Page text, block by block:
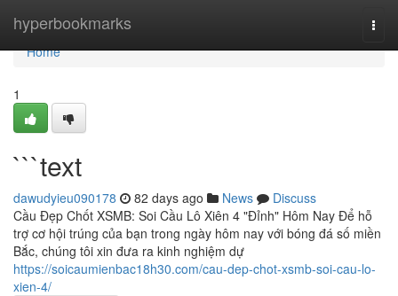
hyperbookmarks
Home
Home
1
```text
dawudyieu090178 82 days ago News
Discuss
Cầu Đẹp Chốt XSMB: Soi Cầu Lô Xiên 4 "Đỉnh" Hôm Nay Để hỗ
trợ cơ hội trúng của bạn trong ngày hôm nay với bóng đá số miền
Bắc, chúng tôi xin đưa ra kinh nghiệm dự
https://soicaumienbac18h30.com/cau-dep-chot-xsmb-soi-cau-lo-
xien-4/